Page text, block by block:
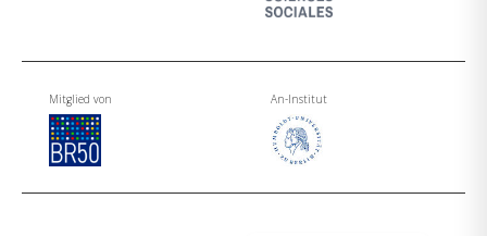
Mitglied von An-Institut